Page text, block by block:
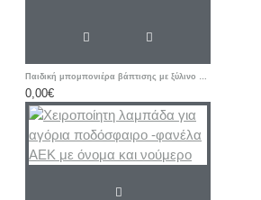
Παιδική μπομπονιέρα βάπτισης με ξύλινο παιχνίδι σχοινάκι
0,00€